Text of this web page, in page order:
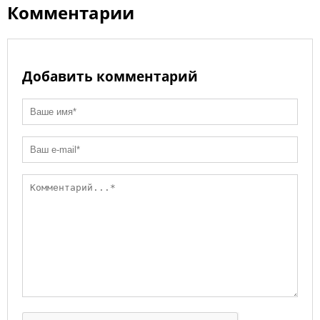
Комментарии
Добавить комментарий